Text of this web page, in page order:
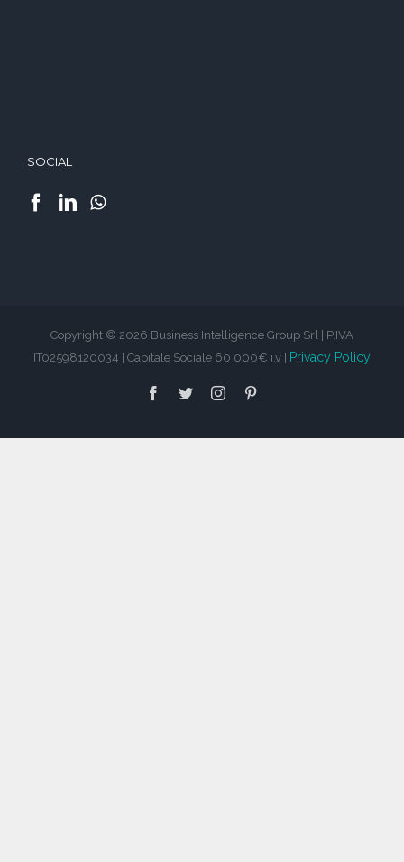
SOCIAL
Copyright © 2026 Business Intelligence Group Srl | P.IVA
IT02598120034 | Capitale Sociale 60 000€ i.v |
Privacy Policy